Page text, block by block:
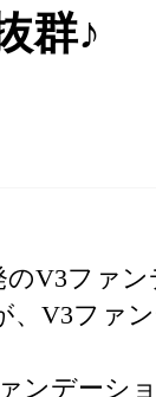
群♪
V3ファン
、V3ファ
ンデーシ